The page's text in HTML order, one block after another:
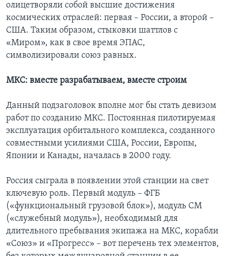
олицетворяли собой высшие достижения
космических отраслей: первая – России, а второй –
США. Таким образом, стыковки шаттлов с
«Миром», как в свое время ЭПАС,
символизировали союз равных.
МКС: вместе разрабатываем, вместе строим
Данный подзаголовок вполне мог бы стать девизом
работ по созданию МКС. Постоянная пилотируемая
эксплуатация орбитального комплекса, созданного
совместными усилиями США, России, Европы,
Японии и Канады, началась в 2000 году.
Россия сыграла в появлении этой станции на свет
ключевую роль. Первый модуль – ФГБ
(«функциональный грузовой блок»), модуль СМ
(«служебный модуль»), необходимый для
длительного пребывания экипажа на МКС, корабли
«Союз» и «Прогресс» – вот перечень тех элементов,